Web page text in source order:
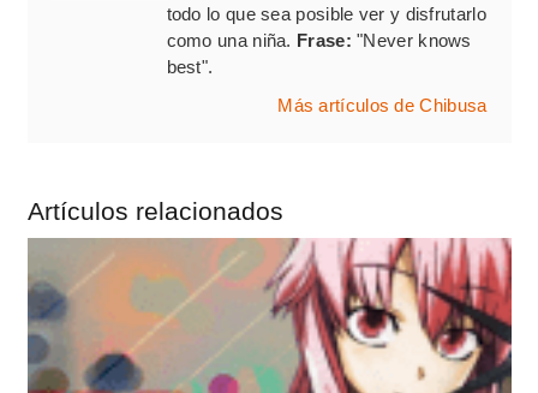
todo lo que sea posible ver y disfrutarlo
como una niña. Frase: "Never knows
best".
Más artículos de Chibusa
Artículos relacionados